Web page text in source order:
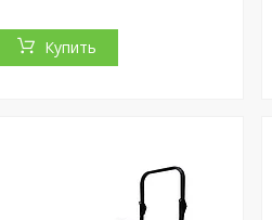
Купить